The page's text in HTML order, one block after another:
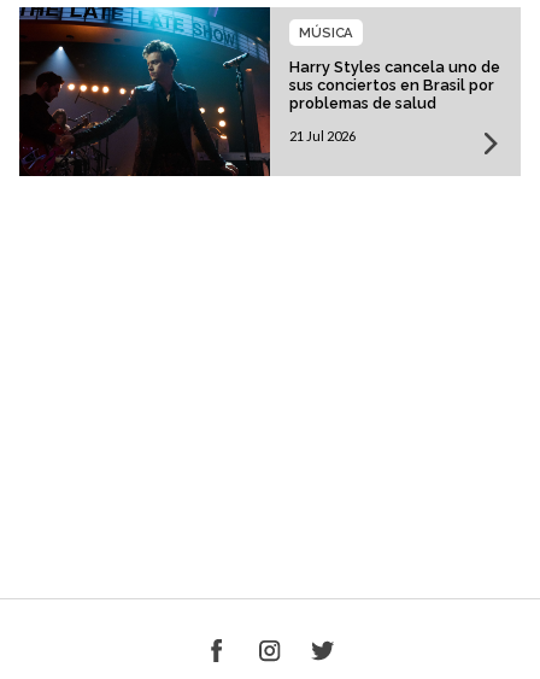
Harry Styles cancela uno de
sus conciertos en Brasil por
problemas de salud
MÚSICA
21 Jul 2026